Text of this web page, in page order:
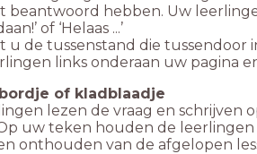
beantwoord hebben. Uw
of ‘Helaas ...’
u de tussenstand die tussendoor
links onderaan uw pagina
of kladblaadje
lezen de vraag en schrijven
uw teken houden de
onthouden van de afgelopen